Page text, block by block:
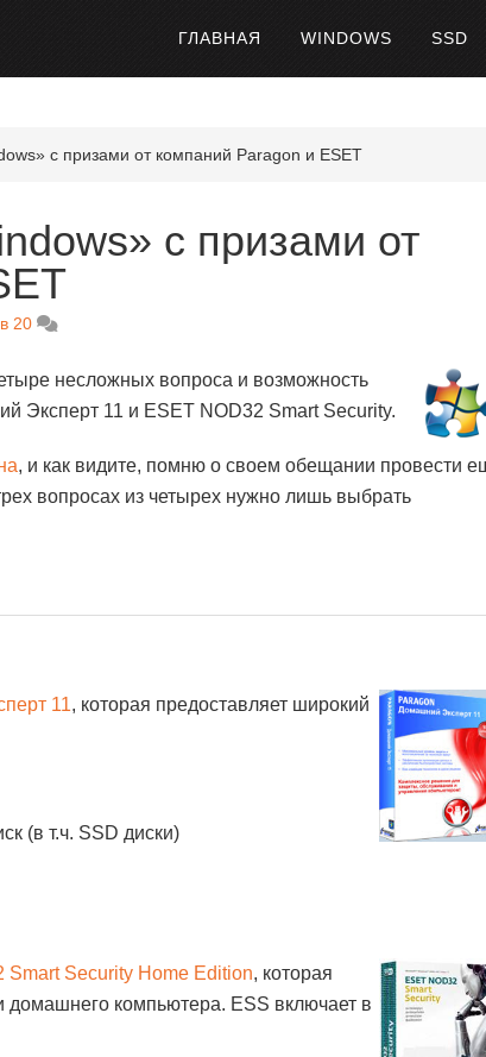
ГЛАВНАЯ WINDOWS SSD
с призами от компаний Paragon и ESET
с призами от
20
несложных вопроса и возможность
Эксперт 11 и ESET NOD32 Smart Security.
, и как видите, помню о своем обещании провести
вопросах из четырех нужно лишь выбрать
11, которая предоставляет широкий
(в т.ч. SSD диски)
Smart Security Home Edition, которая
домашнего компьютера. ESS включает в